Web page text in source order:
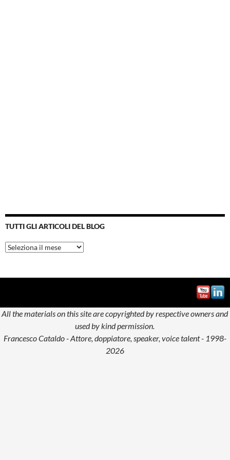
TUTTI GLI ARTICOLI DEL BLOG
Tutti
gli
All the materials on this site are copyrighted by respective owners and
used by kind permission.
Francesco Cataldo - Attore, doppiatore, speaker, voice talent - 1998-
2026